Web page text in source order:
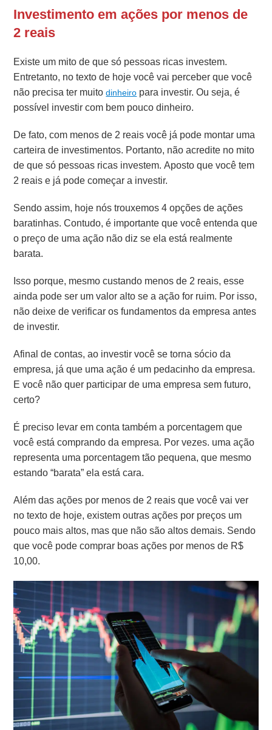
Investimento em ações por menos de
2 reais
Existe um mito de que só pessoas ricas investem.
Entretanto, no texto de hoje você vai perceber que você
não precisa ter muitodinheiro para investir. Ou seja, é
possível investir com bem pouco dinheiro.
De fato, com menos de 2 reais você já pode montar uma
carteira de investimentos. Portanto, não acredite no mito
de que só pessoas ricas investem. Aposto que você tem
2 reais e já pode começar a investir.
Sendo assim, hoje nós trouxemos 4 opções de ações
baratinhas. Contudo, é importante que você entenda que
o preço de uma ação não diz se ela está realmente
barata.
Isso porque, mesmo custando menos de 2 reais, esse
ainda pode ser um valor alto se a ação for ruim. Por isso,
não deixe de verificar os fundamentos da empresa antes
de investir.
Afinal de contas, ao investir você se torna sócio da
empresa, já que uma ação é um pedacinho da empresa.
E você não quer participar de uma empresa sem futuro,
certo?
É preciso levar em conta também a porcentagem que
você está comprando da empresa. Por vezes. uma ação
representa uma porcentagem tão pequena, que mesmo
estando “barata” ela está cara.
Além das ações por menos de 2 reais que você vai ver
no texto de hoje, existem outras ações por preços um
pouco mais altos, mas que não são altos demais. Sendo
que você pode comprar boas ações por menos de R$
10,00.